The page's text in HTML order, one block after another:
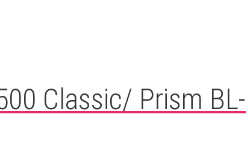
Classic/ Prism BL-